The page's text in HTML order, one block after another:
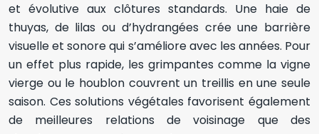
et évolutive aux clôtures standards. Une haie de
thuyas, de lilas ou d’hydrangées crée une barrière
visuelle et sonore qui s’améliore avec les années. Pour
un effet plus rapide, les grimpantes comme la vigne
vierge ou le houblon couvrent un treillis en une seule
saison. Ces solutions végétales favorisent également
de meilleures relations de voisinage que des